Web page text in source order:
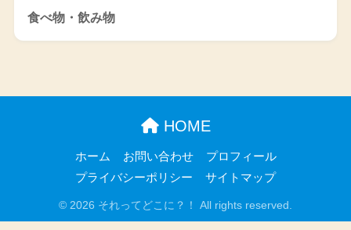
食べ物・飲み物
HOME
ホーム お問い合わせ
プロフィール
プライバシーポリシー
サイトマップ
© 2026 それってどこに？！ All rights reserved.